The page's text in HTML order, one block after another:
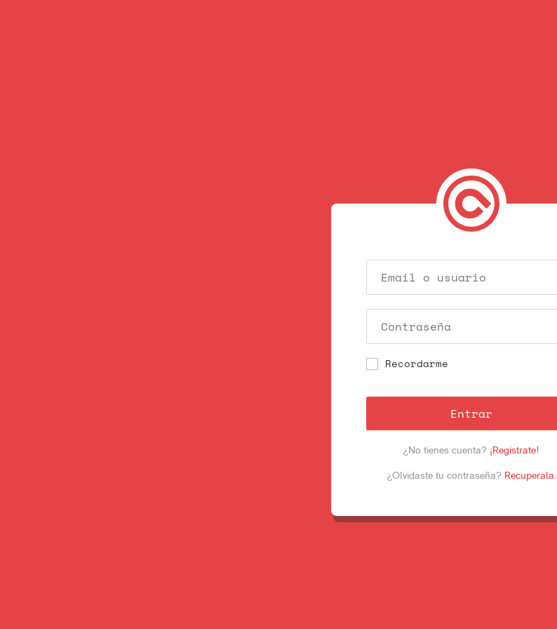
Recordarme
Entrar
¿No tienes cuenta? ¡Registrate!
¿Olvidaste tu contraseña? Recuperala.